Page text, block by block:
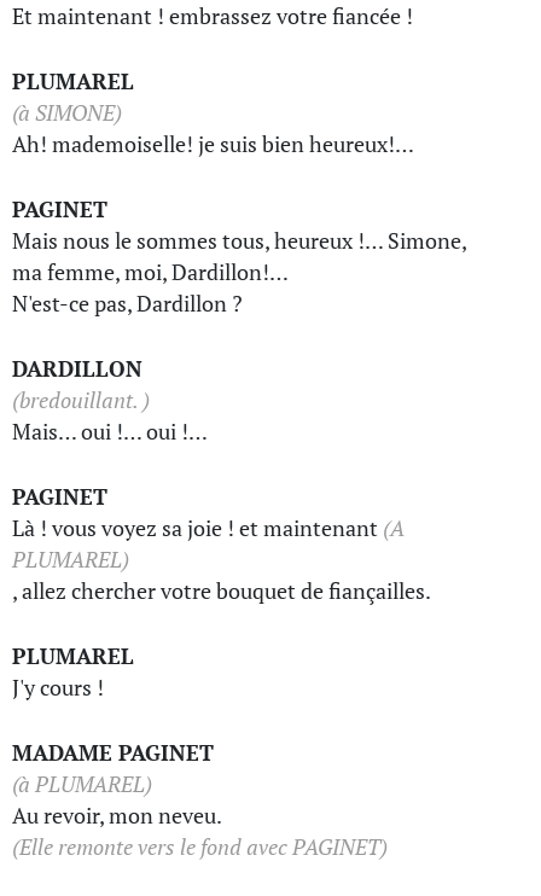
Et maintenant ! embrassez votre fiancée !
PLUMAREL
(à SIMONE)
Ah! mademoiselle! je suis bien heureux!…
PAGINET
Mais nous le sommes tous, heureux !… Simone,
ma femme, moi, Dardillon!…
N'est-ce pas, Dardillon ?
DARDILLON
(bredouillant. )
Mais… oui !… oui !…
PAGINET
Là ! vous voyez sa joie ! et maintenant (A
PLUMAREL)
, allez chercher votre bouquet de fiançailles.
PLUMAREL
J'y cours !
MADAME PAGINET
(à PLUMAREL)
Au revoir, mon neveu.
(Elle remonte vers le fond avec PAGINET)